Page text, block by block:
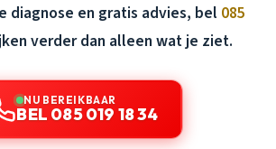
diagnose en gratis advies, bel 085
verder dan alleen wat je ziet.
NU BEREIKBAAR
BEL 085 019 18 34